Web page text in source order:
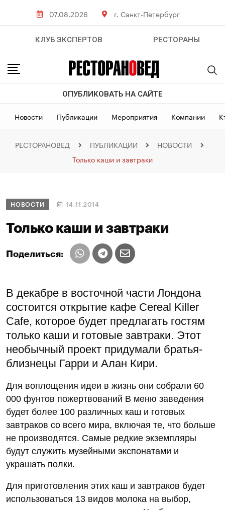
07.08.2026 г. Санкт-Петербург
КЛУБ ЭКСПЕРТОВ РЕСТОРАНЫ
ОПУБЛИКОВАТЬ НА САЙТЕ
Новости Публикации Мероприятия Компании
РЕСТОРАНОВЕД ПУБЛИКАЦИИ
НОВОСТИ
Только каши и завтраки
НОВОСТИ 14.11.2014
Только каши и завтраки
Поделиться:
В декабре в восточной части Лондона
состоится открытие кафе Cereal Killer
Cafe, которое будет предлагать гостям
только каши и готовые завтраки. Этот
необычный проект придумали братья-
близнецы Гарри и Алан Кири.
Для воплощения идеи в жизнь они собрали 60
000 фунтов пожертвований В меню заведения
будет более 100 различных каш и готовых
завтраков со всего мира, включая те, что больше
не производятся. Самые редкие экземпляры
будут служить музейными экспонатами и
украшать полки.
Для приготовления этих каш и завтраков будет
использоваться 13 видов молока на выбор,